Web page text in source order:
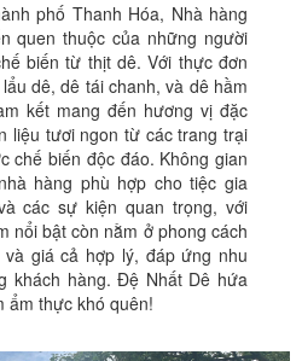
phố Thanh Hóa, Nhà hàng
quen thuộc của những người
biến từ thịt dê. Với thực đơn
dê, dê tái chanh, và dê hầm
kết mang đến hương vị đặc
liệu tươi ngon từ các trang trại
chế biến độc đáo. Không gian
hàng phù hợp cho tiệc gia
các sự kiện quan trọng, với
nổi bật còn nằm ở phong cách
giá cả hợp lý, đáp ứng nhu
khách hàng. Đệ Nhất Dê hứa
ẩm thực khó quên!